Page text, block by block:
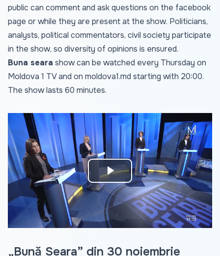
public can comment and ask questions on the facebook
page or while they are present at the show. Politicians,
analysts, political commentators, civil society participate
in the show, so diversity of opinions is ensured.
Buna seara show can be watched every Thursday on
Moldova 1 TV and on moldova1.md starting with 20:00.
The show lasts 60 minutes.
Play
Video
„Bună Seara” din 30 noiembrie